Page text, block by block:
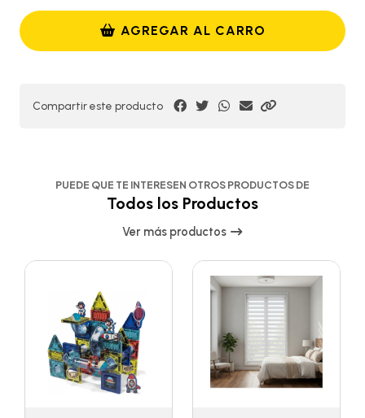
AGREGAR AL CARRO
Compartir este producto
PUEDE QUE TE INTERESEN OTROS PRODUCTOS DE
Todos los Productos
Ver más productos